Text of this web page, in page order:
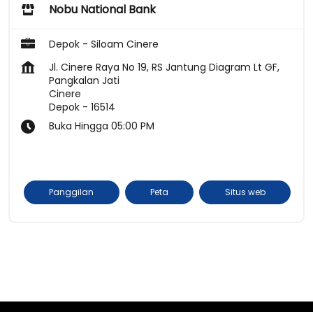
Nobu National Bank
Depok - Siloam Cinere
Jl. Cinere Raya No 19, RS Jantung Diagram Lt GF,
Pangkalan Jati
Cinere
Depok - 16514
Buka Hingga 05:00 PM
Panggilan Peta Situs web